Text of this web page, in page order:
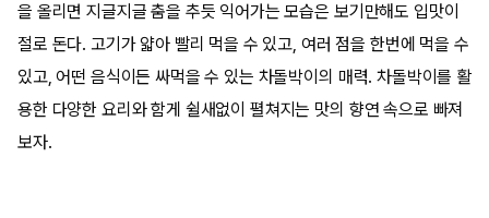
을 올리면 지글지글 춤을 추듯 익어가는 모습은 보기만해도 입맛이
절로 돈다. 고기가 얇아 빨리 먹을 수 있고, 여러 점을 한번에 먹을 수
있고, 어떤 음식이든 싸먹을 수 있는 차돌박이의 매력. 차돌박이를 활
용한 다양한 요리와 함게 쉴새없이 펼쳐지는 맛의 향연 속으로 빠져
보자.